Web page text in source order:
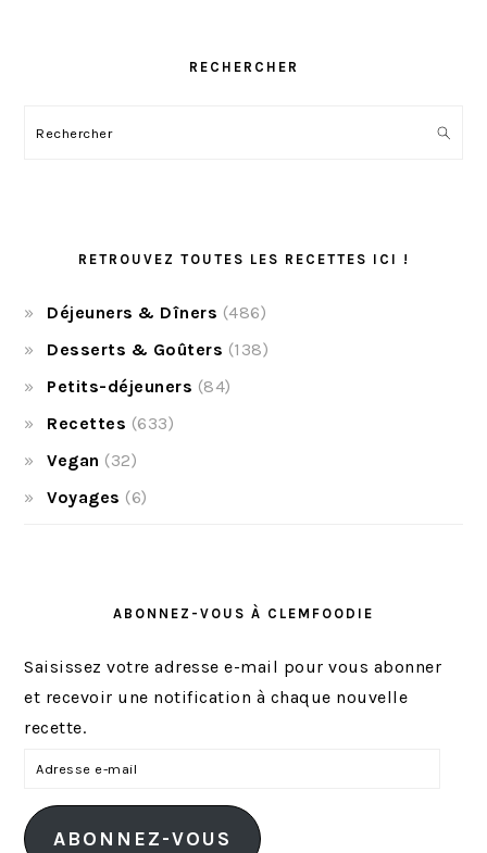
RECHERCHER
Rechercher
RETROUVEZ TOUTES LES RECETTES ICI !
Déjeuners & Dîners (486)
Desserts & Goûters (138)
Petits-déjeuners (84)
Recettes (633)
Vegan (32)
Voyages (6)
ABONNEZ-VOUS À CLEMFOODIE
Saisissez votre adresse e-mail pour vous abonner
et recevoir une notification à chaque nouvelle
recette.
r
ABONNEZ-VOUS